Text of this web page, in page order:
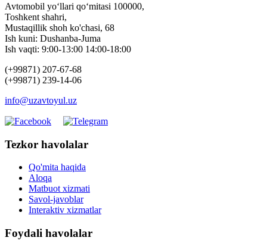
Avtomobil yo‘llari qo‘mitasi 100000,
Toshkent shahri,
Mustaqillik shoh ko'chasi, 68
Ish kuni: Dushanba-Juma
Ish vaqti: 9:00-13:00 14:00-18:00
(+99871) 207-67-68
(+99871) 239-14-06
info@uzavtoyul.uz
Tezkor havolalar
Qo'mita haqida
Aloqa
Matbuot xizmati
Savol-javoblar
Interaktiv xizmatlar
Foydali havolalar